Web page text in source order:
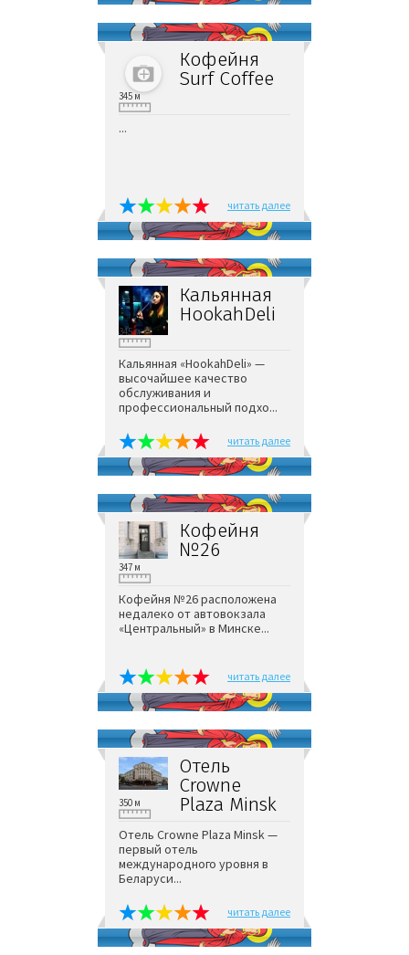
Кофейня
Surf Coffee
345 м
...
читать далее
Кальянная
HookahDeli
345 м
Кальянная «HookahDeli» —
высочайшее качество
обслуживания и
профессиональный подхо...
читать далее
Кофейня
№26
347 м
Кофейня №26 расположена
недалеко от автовокзала
«Центральный» в Минске...
читать далее
Отель
Crowne
Plaza Minsk
350 м
Отель Crowne Plaza Minsk —
первый отель
международного уровня в
Беларуси...
читать далее